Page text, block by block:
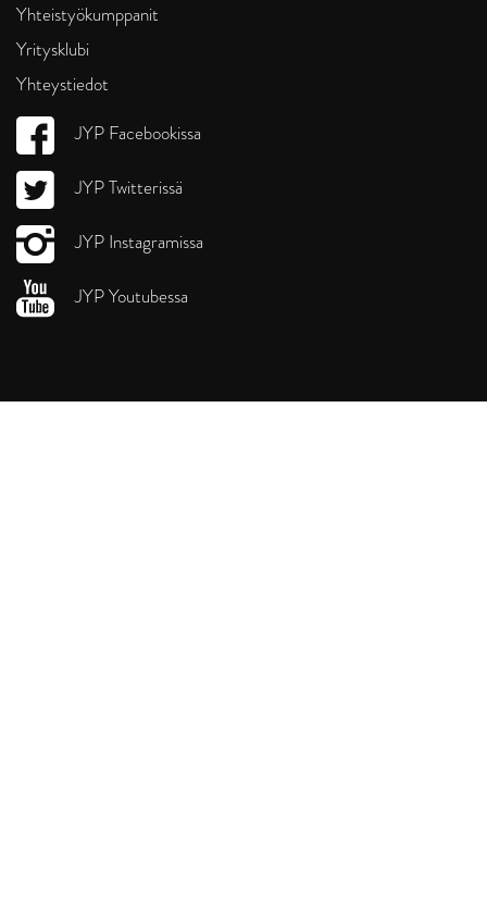
Yhteistyökumppanit
Yritysklubi
Yhteystiedot
JYP Facebookissa
JYP Twitterissä
JYP Instagramissa
JYP Youtubessa